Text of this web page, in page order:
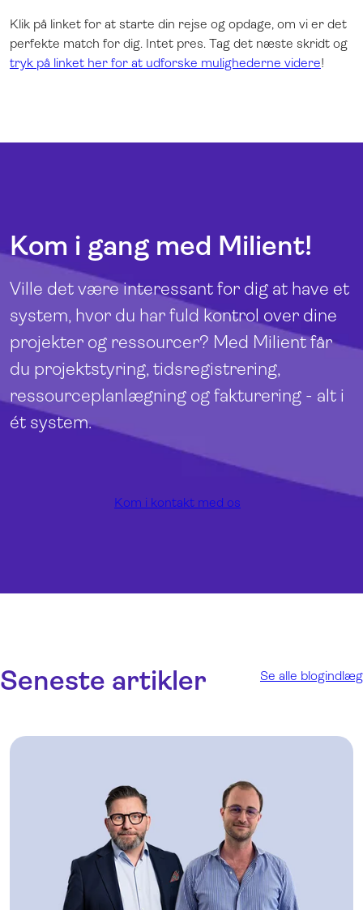
Klik på linket for at starte din rejse og opdage, om vi er det
perfekte match for dig. Intet pres. Tag det næste skridt og
tryk på linket her for at udforske mulighederne videre!
Kom i gang med Milient!
Ville det være interessant for dig at have et
system, hvor du har fuld kontrol over dine
projekter og ressourcer? Med Milient får
du projektstyring, tidsregistrering,
ressourceplanlægning og fakturering - alt i
ét system.
Kom i kontakt med os
Seneste artikler Se alle blogindlæg